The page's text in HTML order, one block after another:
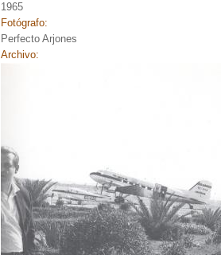
1965
Fotógrafo:
Perfecto Arjones
Archivo: